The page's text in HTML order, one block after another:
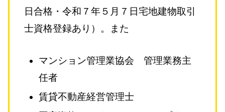
日合格・令和７年５月７日宅地建物取引
士資格登録あり）。また
マンション管理業協会 管理業務主
任者
賃貸不動産経営管理士